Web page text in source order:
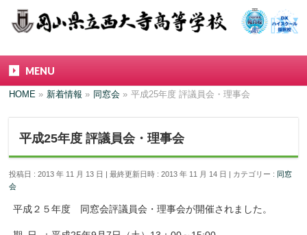
MENU
HOME » 新着情報 » 同窓会 » 平成25年度 評議員会・理事会
平成25年度 評議員会・理事会
投稿日 : 2013 年 11 月 13 日 最終更新日時 : 2013 年 11 月 14 日 カテゴリー : 同窓
会
平成２５年度 同窓会評議員会・理事会が開催されました。